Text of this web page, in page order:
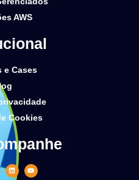
AWS
e Cases
Cookies